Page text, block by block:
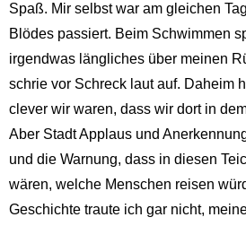
Spaß. Mir selbst war am gleichen
Blödes passiert. Beim Schwimmen
irgendwas längliches über meinen
schrie vor Schreck laut auf. Daheim
clever wir waren, dass wir dort in
Aber Stadt Applaus und
und die Warnung, dass in diesen
wären, welche Menschen reisen
Geschichte traute ich gar nicht,